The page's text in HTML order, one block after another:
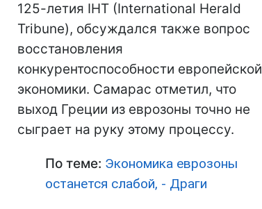
125-летия IHT (International Herald
Tribune), обсуждался также вопрос
восстановления
конкурентоспособности европейской
экономики. Самарас отметил, что
выход Греции из еврозоны точно не
сыграет на руку этому процессу.
По теме: Экономика еврозоны
останется слабой, - Драги